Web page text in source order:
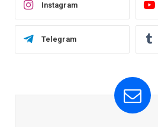
Instagram
Telegram